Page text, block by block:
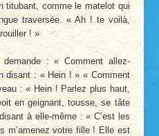
titubant, comme le matelot qui
traversée. « Ah ! te voilà,
! »
: « Comment allez-
disant : « Hein ! » « Comment
: « Hein ! Parlez plus haut,
en geignant, tousse, se tâte
à elle-même : « C’est les
m’amenez votre fille ! Elle est